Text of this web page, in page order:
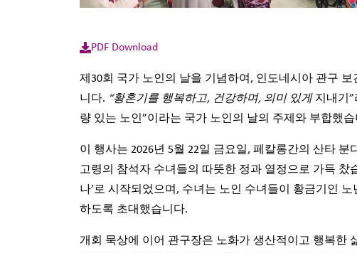
PDF Download
제30회 국가 노인의 날을 기념하여, 인도네시아 관구
니다. “황혼기를 행복하고, 건강하며, 의미 있게 지내기
량 있는 노인”이라는 국가 노인의 날의 주제와 부합했습
이 행사는 2026년 5월 22일 금요일, 페칼롱간의 산타
고령의 참석자 수녀들의 따뜻한 정과 열정으로 가득 찼
나’로 시작되었으며, 수녀는 노인 수녀들이 황금기인
하도록 초대했습니다.
개회 묵상에 이어 관구장은 노화가 생산적이고 행복한